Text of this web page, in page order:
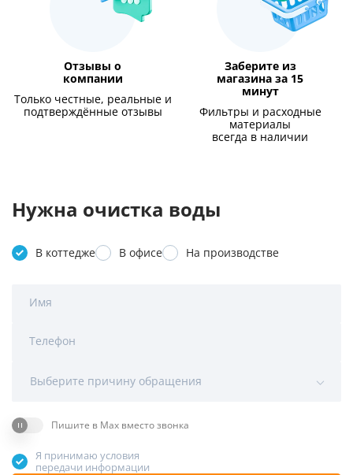
Отзывы о
компании
Только честные, реальные и
подтверждённые отзывы
Заберите из
магазина за 15
минут
Фильтры и расходные
материалы
всегда в наличии
Нужна очистка воды
В коттедже В офисе На производстве
Имя
Телефон
Выберите причину обращения
Пишите в Max вместо звонка
Я принимаю условия
передачи информации